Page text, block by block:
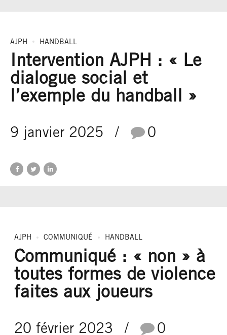
AJPH HANDBALL
Intervention AJPH : « Le
dialogue social et
l’exemple du handball »
9 janvier 2025 0
AJPH COMMUNIQUÉ HANDBALL
Communiqué : « non » à
toutes formes de violence
faites aux joueurs
20 février 2023 0